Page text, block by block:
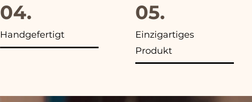
04.
Handgefertigt
05.
Einzigartiges
Produkt